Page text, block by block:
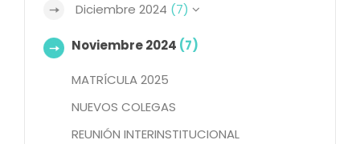
Diciembre 2024 (7)
Noviembre 2024 (7)
MATRÍCULA 2025
NUEVOS COLEGAS
REUNIÓN INTERINSTITUCIONAL